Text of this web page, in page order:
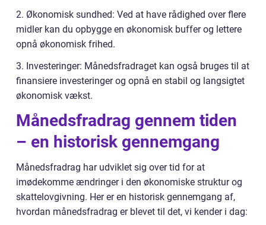
2. Økonomisk sundhed: Ved at have rådighed over flere
midler kan du opbygge en økonomisk buffer og lettere
opnå økonomisk frihed.
3. Investeringer: Månedsfradraget kan også bruges til at
finansiere investeringer og opnå en stabil og langsigtet
økonomisk vækst.
Månedsfradrag gennem tiden
– en historisk gennemgang
Månedsfradrag har udviklet sig over tid for at
imødekomme ændringer i den økonomiske struktur og
skattelovgivning. Her er en historisk gennemgang af,
hvordan månedsfradrag er blevet til det, vi kender i dag: